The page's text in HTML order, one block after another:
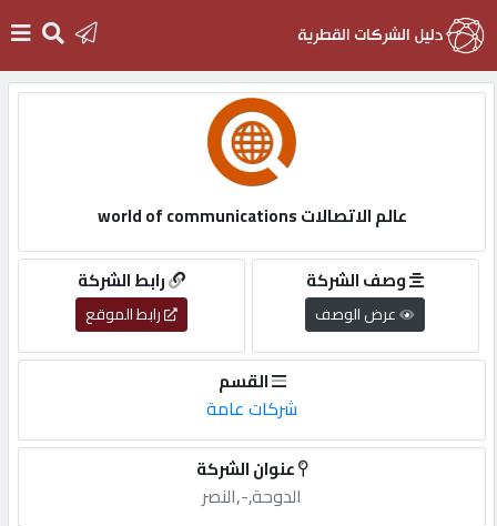
التسجيل
English
أضف
عالم الاتصالات world of communications
رابط الشركة
رابط الموقع
وصف الشركة
عرض الوصف
القسم
شركات عامة
عنوان الشركة
الدوحة,-,النصر